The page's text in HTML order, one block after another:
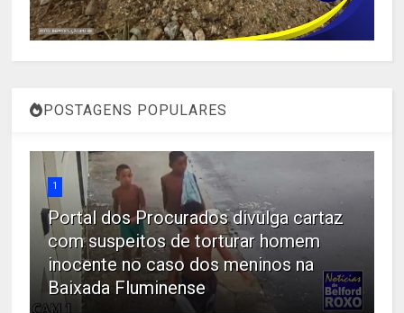
POSTAGENS POPULARES
1
Portal dos Procurados divulga cartaz
com suspeitos de torturar homem
inocente no caso dos meninos na
Baixada Fluminense